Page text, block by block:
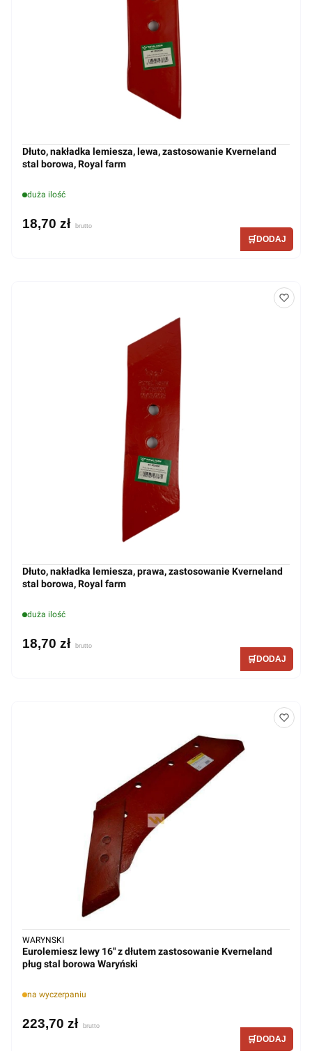
Dłuto, nakładka lemiesza, lewa, zastosowanie Kverneland
stal borowa, Royal farm
duża ilość
18,70 zł
Dłuto, nakładka lemiesza, prawa, zastosowanie Kverneland
stal borowa, Royal farm
duża ilość
18,70 zł
Eurolemiesz lewy 16" z dłutem zastosowanie Kverneland
pług stal borowa Waryński
na wyczerpaniu
WARYNSKI
223,70 zł